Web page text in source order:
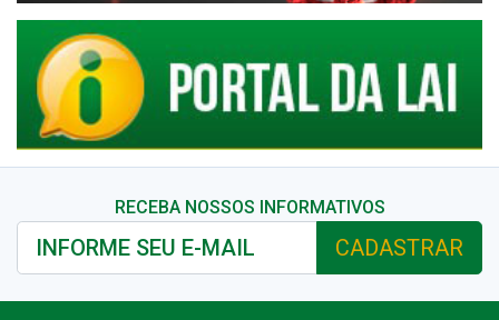
RECEBA NOSSOS INFORMATIVOS
CADASTRAR